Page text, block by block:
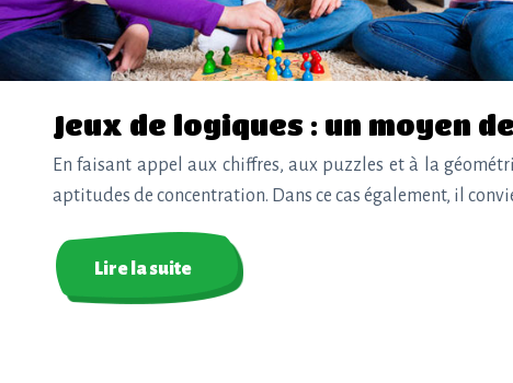
Jeux de logiques : un moyen
En faisant appel aux chiffres, aux puzzles et à la
aptitudes de concentration. Dans ce cas également, il
Lire la suite